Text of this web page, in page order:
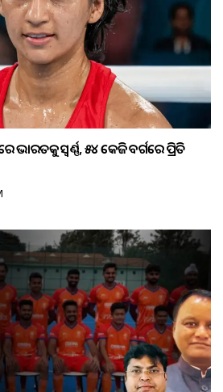
ଭାରତକୁ ସ୍ବର୍ଣ୍ଣ, ୫୪ କେଜି ବର୍ଗରେ ପ୍ରିତି